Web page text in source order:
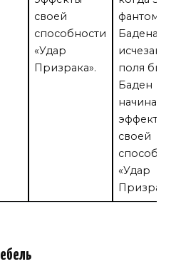
своей
способности
«Удар
Призрака».
Бадена
исчезают
поля
Баден
начинает
эффект
своей
«Удар